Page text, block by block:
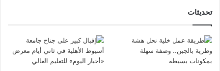
تحديثات